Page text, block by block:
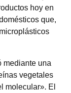
hoy en
que,
mediante una
vegetales
molecular». El